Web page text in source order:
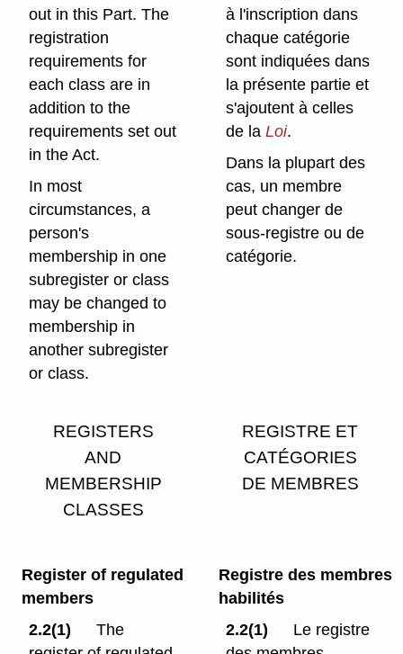
out in this Part. The
registration
requirements for
each class are in
addition to the
requirements set out
in the Act.
In most
circumstances, a
person's
membership in one
subregister or class
may be changed to
membership in
another subregister
or class.
à l'inscription dans
chaque catégorie
sont indiquées dans
la présente partie et
s'ajoutent à celles
de laLoi.
Dans la plupart des
cas, un membre
peut changer de
sous-registre ou de
catégorie.
REGISTERS
AND
MEMBERSHIP
CLASSES
REGISTRE ET
CATÉGORIES
DE MEMBRES
Register of regulated
members
2.2(1)
The
Registre des membres
habilités
2.2(1)
Le registre